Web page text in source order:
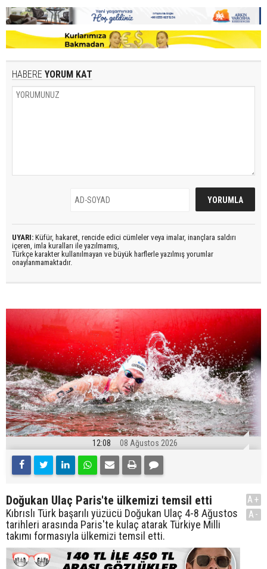
HABERE YORUM KAT
UYARI: Küfür, hakaret, rencide edici cümleler veya imalar, inançlara saldırı
içeren, imla kuralları ile yazılmamış,
Türkçe karakter kullanılmayan ve büyük harflerle yazılmış yorumlar
onaylanmamaktadır.
12:08 08 Ağustos 2026
Doğukan Ulaç Paris'te ülkemizi temsil etti
Kıbrıslı Türk başarılı yüzücü Doğukan Ulaç 4-8 Ağustos
tarihleri arasında Paris'te kulaç atarak Türkiye Milli
takımı formasıyla ülkemizi temsil etti.
A+
A-